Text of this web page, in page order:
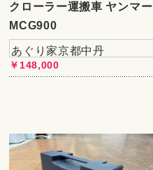
クローラー運搬車 ヤンマー
MCG900
あぐり家京都中丹
￥148,000